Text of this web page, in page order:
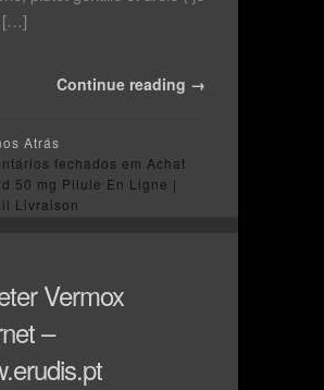
[…]
Continue reading →
Atrás
fechados em Achat
50 mg Pilule En Ligne |
Livraison
Vermox
–